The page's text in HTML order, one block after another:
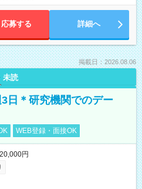
応募する 詳細へ
掲載日：2026.08.06
未読
日＊研究機関でのデー
WEB登録・面接OK
円